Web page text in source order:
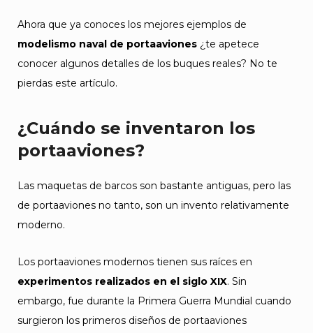
Ahora que ya conoces los mejores ejemplos de
modelismo naval de portaaviones ¿te apetece
conocer algunos detalles de los buques reales? No te
pierdas este artículo.
¿Cuándo se inventaron los
portaaviones?
Las maquetas de barcos son bastante antiguas, pero las
de portaaviones no tanto, son un invento relativamente
moderno.
Los portaaviones modernos tienen sus raíces en
experimentos realizados en el siglo XIX. Sin
embargo, fue durante la Primera Guerra Mundial cuando
surgieron los primeros diseños de portaaviones